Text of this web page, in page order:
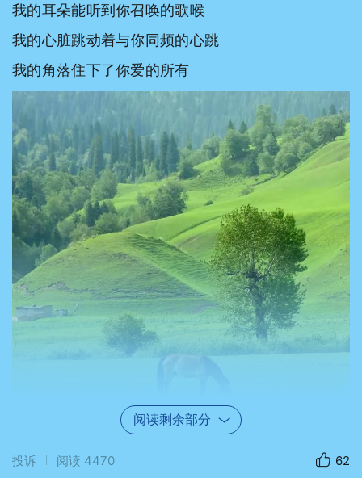
我的耳朵能听到你召唤的歌喉
我的心脏跳动着与你同频的心跳
我的角落住下了你爱的所有
阅读剩余部分
投诉 阅读 4470 62